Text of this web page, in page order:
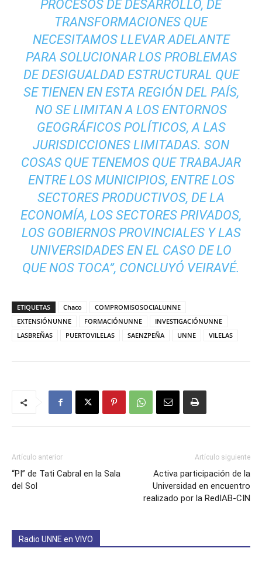
PROCESOS DE DESARROLLO, DE
TRANSFORMACIONES QUE
NECESITAMOS LLEVAR ADELANTE
PARA SOLUCIONAR LOS PROBLEMAS
DE DESIGUALDAD ESTRUCTURAL QUE
SE TIENEN EN ESTA REGIÓN DEL PAÍS,
NO SE LIMITAN A LOS ENTORNOS
GEOGRÁFICOS POLÍTICOS, A LAS
JURISDICCIONES LIMITADAS. SON
COSAS QUE TENEMOS QUE TRABAJAR
ENTRE LOS MUNICIPIOS, ENTRE LOS
SECTORES PRODUCTIVOS, DE LA
ECONOMÍA, LOS SECTORES PRIVADOS,
LOS GOBIERNOS PROVINCIALES Y LAS
UNIVERSIDADES EN EL CASO DE LO
QUE NOS TOCA”, CONCLUYÓ VEIRAVÉ.
ETIQUETAS Chaco
COMPROMISOSOCIALUNNE
EXTENSIÓNUNNE
FORMACIÓNUNNE
INVESTIGACIÓNUNNE
LASBREÑAS
PUERTOVILELAS SAENZPEÑA UNNE VILELAS
Artículo anterior
“PI” de Tati Cabral en la Sala
del Sol
Artículo siguiente
Activa participación de la
Universidad en encuentro
realizado por la RedIAB-CIN
Radio UNNE en VIVO